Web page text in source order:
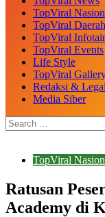
TopViral
TopViral Daerah
TopViral
TopViral Events
Life Style
TopViral
Redaksi &
Media Siber
TopViral
Ratusan
Academy di